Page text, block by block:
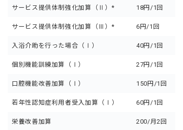
サービス提供体制強化加算（Ⅱ）* 18円/1回
サービス提供体制強化加算（Ⅲ）* 6円/1回
入浴介助を行った場合（Ⅰ） 40円/1回
個別機能訓練加算（Ⅰ） 27円/1回
口腔機能改善加算（Ⅰ） 150円/1回
若年性認知症利用者受入加算（Ⅰ） 60円/1回
栄養改善加算 200/月2回